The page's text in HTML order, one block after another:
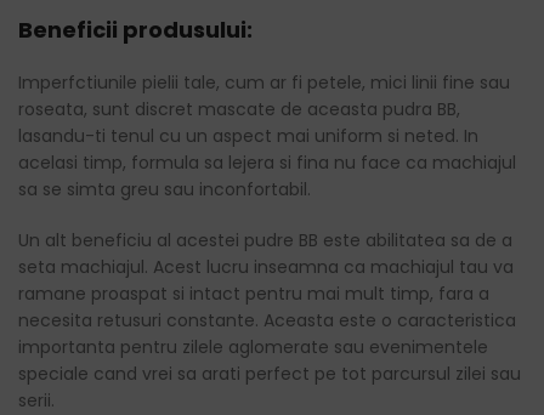
Beneficii produsului:
Imperfctiunile pielii tale, cum ar fi petele, mici linii fine sau
roseata, sunt discret mascate de aceasta pudra BB,
lasandu-ti tenul cu un aspect mai uniform si neted. In
acelasi timp, formula sa lejera si fina nu face ca machiajul
sa se simta greu sau inconfortabil.
Un alt beneficiu al acestei pudre BB este abilitatea sa de a
seta machiajul. Acest lucru inseamna ca machiajul tau va
ramane proaspat si intact pentru mai mult timp, fara a
necesita retusuri constante. Aceasta este o caracteristica
importanta pentru zilele aglomerate sau evenimentele
speciale cand vrei sa arati perfect pe tot parcursul zilei sau
serii.